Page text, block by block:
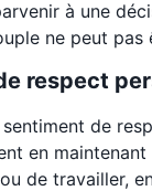
à une
ne peut
respect
de
en
de travailler,